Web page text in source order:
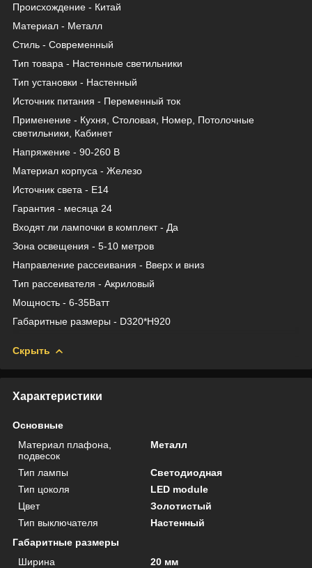
Происхождение - Китай
Материал - Металл
Стиль - Современный
Тип товара - Настенные светильники
Тип установки - Настенный
Источник питания - Переменный ток
Применение - Кухня, Столовая, Номер, Потолочные
светильники, Кабинет
Напряжение - 90-260 В
Материал корпуса - Железо
Источник света - Е14
Гарантия - месяца 24
Входят ли лампочки в комплект - Да
Зона освещения - 5-10 метров
Направление рассеивания - Вверх и вниз
Тип рассеивателя - Акриловый
Мощность - 6-35Ватт
Габаритные размеры - D320*H920
Скрыть
Характеристики
Основные
Материал плафона,
подвесок
Металл
Тип лампы
Светодиодная
Тип цоколя
LED module
Цвет
Золотистый
Тип выключателя
Настенный
Габаритные размеры
Ширина
20 мм